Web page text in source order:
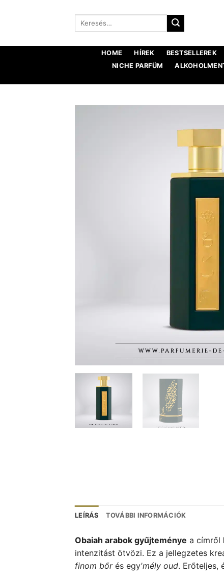
Keresés:
HOME HÍREK BESTSELLEREK
NICHE PARFÜM
LEÍRÁS TOVÁBBI INFORMÁCIÓK
Obaiah arabok gyűjteménye a címről
intenzitást ötvözi. Ez a jellegzetes
finom bőrés egy’mély oud. Erőteljes,